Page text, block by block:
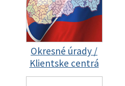
Okresné úrady /
Klientske centrá